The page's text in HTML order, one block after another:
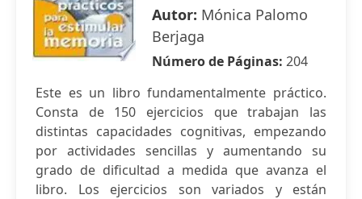
Autor: Mónica Palomo
Berjaga
Número de Páginas: 204
Este es un libro fundamentalmente práctico.
Consta de 150 ejercicios que trabajan las
distintas capacidades cognitivas, empezando
por actividades sencillas y aumentando su
grado de dificultad a medida que avanza el
libro. Los ejercicios son variados y están